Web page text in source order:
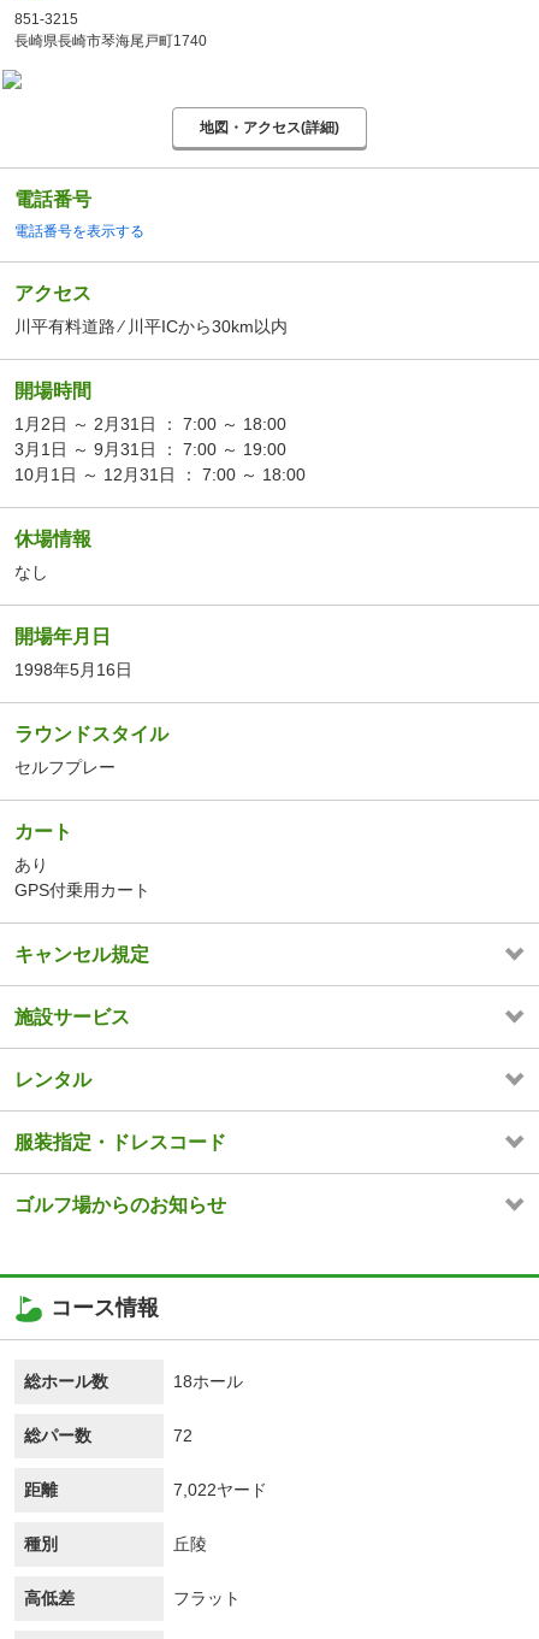
851-3215
長崎県長崎市琴海尾戸町1740
地図・アクセス(詳細)
電話番号
電話番号を表示する
アクセス
川平有料道路 ⁄ 川平ICから30km以内
開場時間
1月2日 ～ 2月31日 ： 7:00 ～ 18:00
3月1日 ～ 9月31日 ： 7:00 ～ 19:00
10月1日 ～ 12月31日 ： 7:00 ～ 18:00
休場情報
なし
開場年月日
1998年5月16日
ラウンドスタイル
セルフプレー
カート
あり
GPS付乗用カート
キャンセル規定
施設サービス
レンタル
服装指定・ドレスコード
ゴルフ場からのお知らせ
コース情報
総ホール数 18ホール
総パー数 72
距離 7,022ヤード
種別 丘陵
高低差 フラット